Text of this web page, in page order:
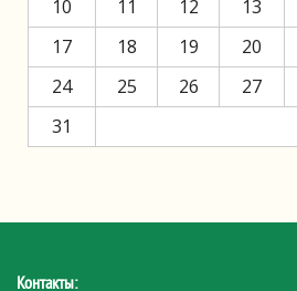
10
11 12 13
17
18 19 20
24
25 26 27
31
Контакты: